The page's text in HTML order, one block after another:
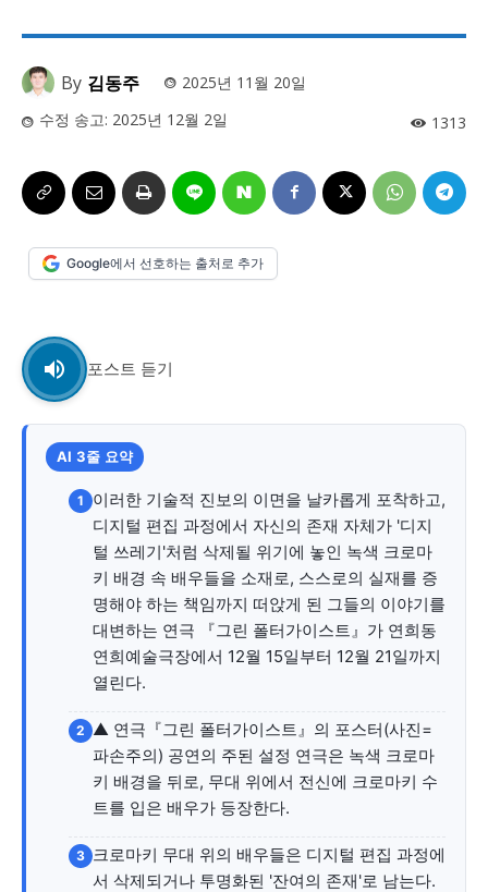
지역 & 글로벌 뉴스
충청지역
세종지역 경상지역
전라지역
ENG 中文 日文
커뮤니티
자유게시판
서비스 & 앱
수완뉴스 추천 서비스
스토어 수완 키즈 청년공감 청라온
기자단 참여
저널리즘 바이브
출판서비스
보도자료 작성 서비스
스위프트 하이브
라라프레스
오픈미트
지역 & 글로벌 뉴스
서울전역 인천지역 경기지역 강원지역
충청지역 세종지역 경상지역
전라지역
ENG 中文 日文
커뮤니티
자유게시판
서비스 & 앱
수완뉴스 추천 서비스
스토어 수완 키즈 청년공감 청라온
기자단 참여
저널리즘 바이브
출판서비스
보도자료 작성 서비스
스위프트 하이브
라라프레스
오픈미트
By 김동주
2025년 11월 20일
1313
수정 송고: 2025년 12월 2일
Google에서 선호하는 출처로 추가
포스트 듣기
AI 3줄 요약
1
이러한 기술적 진보의 이면을 날카롭게 포착하고,
디지털 편집 과정에서 자신의 존재 자체가 '디지
털 쓰레기'처럼 삭제될 위기에 놓인 녹색 크로마
키 배경 속 배우들을 소재로, 스스로의 실재를 증
명해야 하는 책임까지 떠앉게 된 그들의 이야기를
대변하는 연극 『그린 폴터가이스트』가 연희동
연희예술극장에서 12월 15일부터 12월 21일까지
열린다.
2 ▲ 연극『그린 폴터가이스트』의 포스터(사진=
파손주의) 공연의 주된 설정 연극은 녹색 크로마
키 배경을 뒤로, 무대 위에서 전신에 크로마키 수
트를 입은 배우가 등장한다.
3 크로마키 무대 위의 배우들은 디지털 편집 과정에
서 삭제되거나 투명화된 '잔여의 존재'로 남는다.